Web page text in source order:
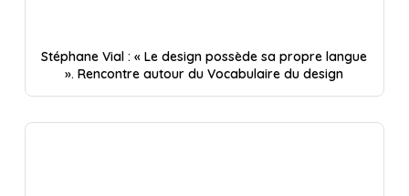
Stéphane Vial : « Le design possède sa propre langue
». Rencontre autour du Vocabulaire du design